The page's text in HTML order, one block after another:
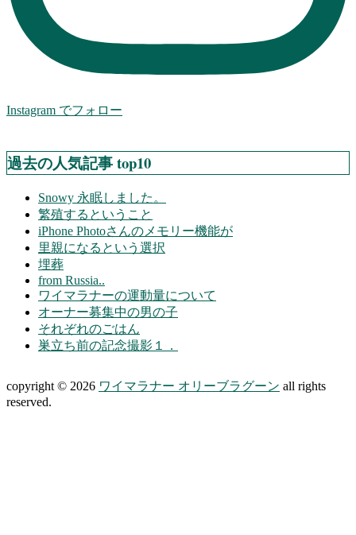
Instagram でフォロー
過去の人気記事 top10
Snowy 永眠しました。
繁殖するということ
iPhone Photoさんのメモリー機能が
里親になるという選択
埋葬
from Russia..
ワイマラナーの運動量について
オーナー募集中の男の子
それぞれのごはん
巣立ち前の記念撮影１．
copyright © 2026 ワイマラナー オリーブラグーン all rights
reserved.